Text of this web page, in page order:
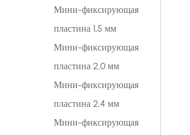
Мини-фиксирующая
пластина 1,5 мм
Мини-фиксирующая
пластина 2,0 мм
Мини-фиксирующая
пластина 2,4 мм
Мини-фиксирующая